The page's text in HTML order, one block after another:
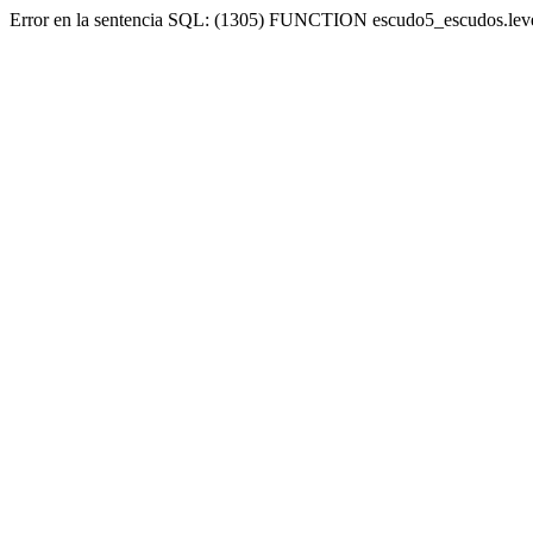
Error en la sentencia SQL: (1305) FUNCTION